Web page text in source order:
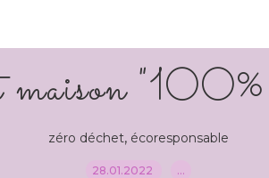
"100%
zéro déchet, écoresponsable
28.01.2022 …